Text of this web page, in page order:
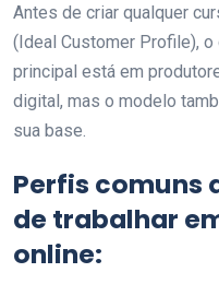
Antes de criar qualquer
(Ideal Customer Profile), o
principal está em
digital, mas o modelo
sua base.
Perfis comuns
de trabalhar
online: